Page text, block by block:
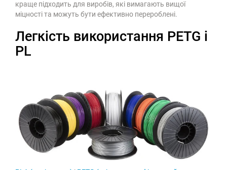
краще підходить для виробів, які вимагають вищої
міцності та можуть бути ефективно перероблені.
Легкість використання PETG і
PL